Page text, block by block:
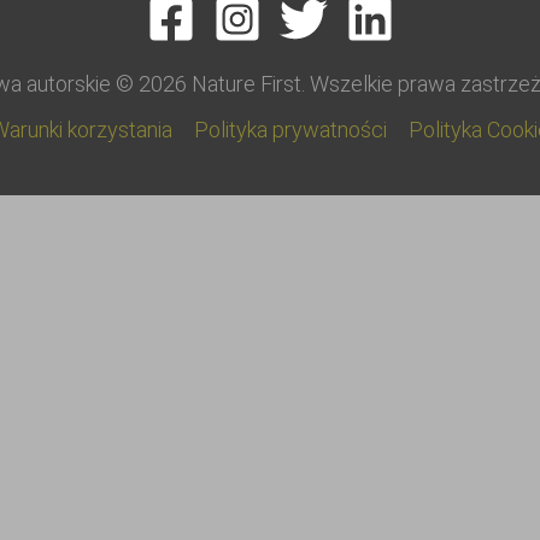
autorskie © 2026 Nature First. Wszelkie prawa
korzystania
Polityka prywatności Polityka